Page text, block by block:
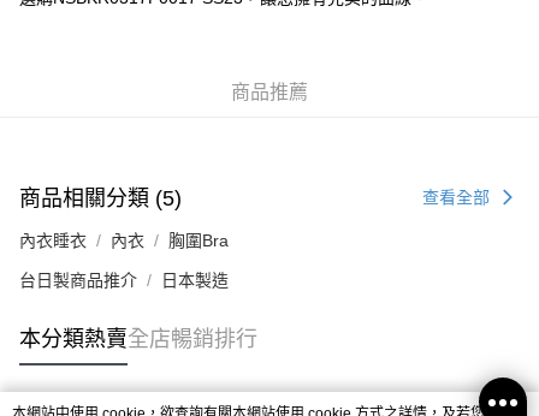
每筆HK$40.00，滿HK$350.00或以上免運費
其他國家/地區配送 (運費只供參考，下單後客服會再聯絡酌
收實際運費)
運費表
商品推薦
商品相關分類 (5) 查看全部
內衣睡衣 內衣 胸圍Bra
台日製商品推介 日本製造
本分類熱賣全店暢銷排行